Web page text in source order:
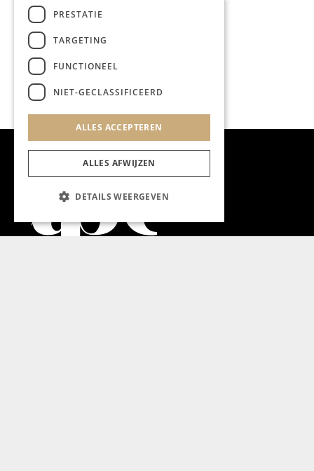
PRESTATIE
TARGETING
FUNCTIONEEL
NIET-GECLASSIFICEERD
ALLES ACCEPTEREN
ALLES AFWIJZEN
DETAILS WEERGEVEN